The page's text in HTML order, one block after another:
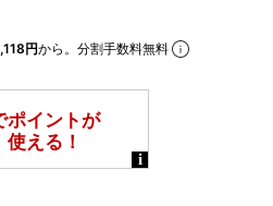
円から。分割手数料無料